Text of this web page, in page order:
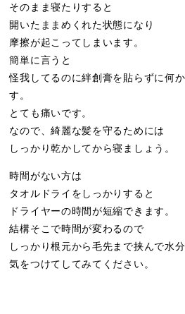
そのまま寝たりすると
開いたままめくれた状態になり
摩擦が起こってしまいます。
簡単に言うと
怪我してるのに絆創膏を貼らずに何
す。
とても痛いです。
なので、綺麗な髪を守るためには
しっかり乾かしてから寝ましょう。
時間がない方は
タオルドライをしっかりすると
ドライヤーの時間が短縮できます。
結構そこで時間が変わるので
しっかり根元から毛先まで挟んで水
気をつけてしてみてください。